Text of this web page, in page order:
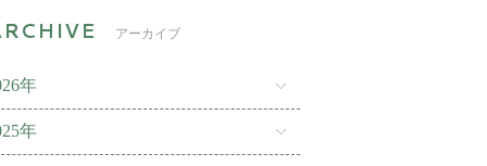
アーカイブ
年
年